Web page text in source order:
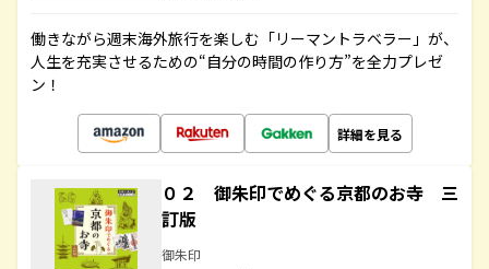
働きながら週末海外旅行を楽しむ「リーマントラベラー」が、
人生を充実させるための“自分の時間の作り方”を全力プレゼ
ン！
詳細を見る
０２ 御朱印でめぐる京都のお寺 三
訂版
御朱印